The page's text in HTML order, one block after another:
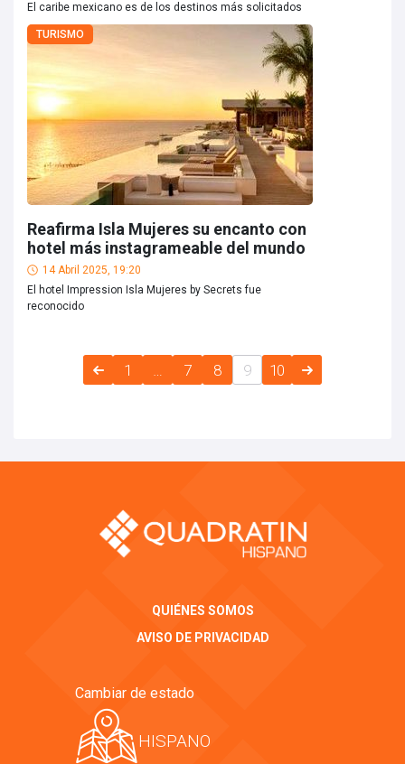
El caribe mexicano es de los destinos más solicitados
TURISMO
Reafirma Isla Mujeres su encanto con
hotel más instagrameable del mundo
14 Abril 2025, 19:20
El hotel Impression Isla Mujeres by Secrets fue
reconocido
1 7 8 9 10
QUIÉNES SOMOS
AVISO DE PRIVACIDAD
Cambiar de estado
HISPANO